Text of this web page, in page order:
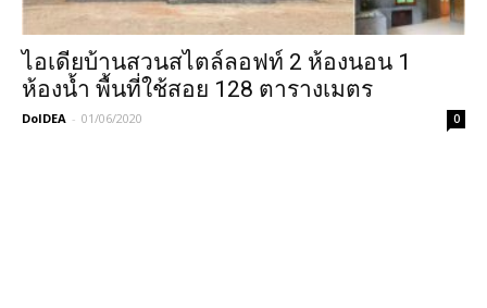
ไอเดียบ้านสวนสไตล์ลอฟท์ 2 ห้องนอน 1
ห้องน้ำ พื้นที่ใช้สอย 128 ตารางเมตร
DoIDEA - 01/06/2020 0